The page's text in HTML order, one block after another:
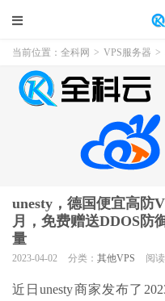
当前位置： 全科网 > VPS服务器 >
unesty，德国便宜高防
月，免费赠送DDOS防
量
2023-04-02 分类： 其他VPS 阅
近日unesty商家发布了